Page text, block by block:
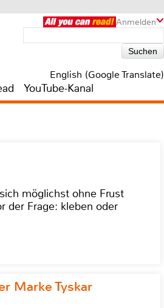
Anmelden
English (Google Translate)
YouTube-Kanal
möglichst ohne Frust
der Frage: kleben oder
Marke Tyskar